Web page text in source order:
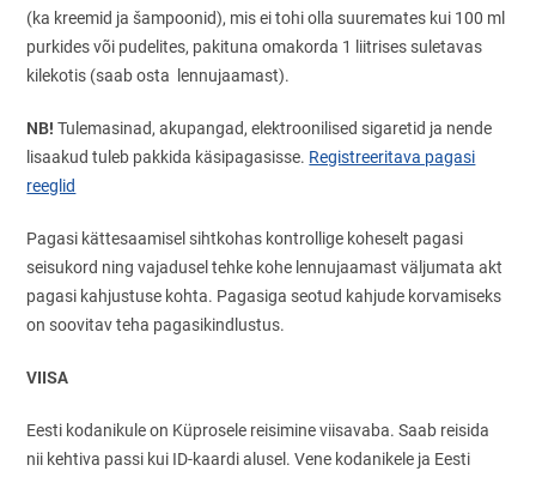
(ka kreemid ja šampoonid), mis ei tohi olla suuremates kui 100 ml
purkides või pudelites, pakituna omakorda 1 liitrises suletavas
kilekotis (saab osta lennujaamast).
NB! Tulemasinad, akupangad, elektroonilised sigaretid ja nende
lisaakud tuleb pakkida käsipagasisse. Registreeritava pagasi
reeglid
Pagasi kättesaamisel sihtkohas kontrollige koheselt pagasi
seisukord ning vajadusel tehke kohe lennujaamast väljumata akt
pagasi kahjustuse kohta. Pagasiga seotud kahjude korvamiseks
on soovitav teha pagasikindlustus.
VIISA
Eesti kodanikule on Küprosele reisimine viisavaba. Saab reisida
nii kehtiva passi kui ID-kaardi alusel. Vene kodanikele ja Eesti